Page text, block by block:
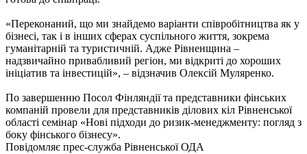
«Переконаний, що ми знайдемо варіанти співробітництва як у
бізнесі, так і в інших сферах суспільного життя, зокрема
гуманітарній та туристичній. Адже Рівненщина –
надзвичайно привабливий регіон, ми відкриті до хороших
ініціатив та інвестицій», – відзначив Олексій Муляренко.
По завершенню Посол Фінляндії та представники фінських
компаній провели для представників ділових кіл Рівненської
області семінар «Нові підходи до ризик-менеджменту: погляд з
боку фінського бізнесу».
Повідомляє прес-служба Рівненської ОДА